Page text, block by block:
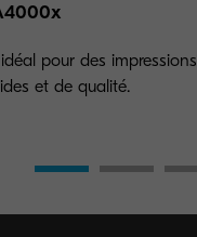
pour des impressions
et de qualité.